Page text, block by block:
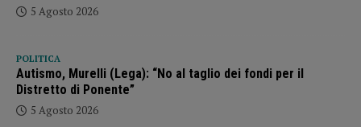
5 Agosto 2026
POLITICA
Autismo, Murelli (Lega): “No al taglio dei fondi per il
Distretto di Ponente”
5 Agosto 2026